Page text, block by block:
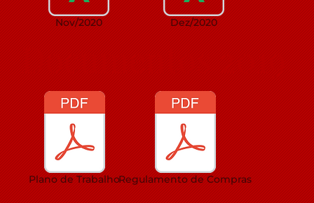
Nov/2020 Dez/2020
Documentos 2019
Plano de TrabalhoRegulamento de Compras